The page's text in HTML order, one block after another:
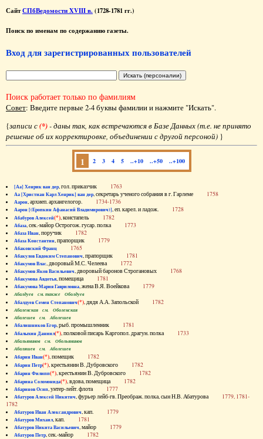
СайтСПбВедомости XVIII в. (1728-1781 гг.)
Поиск по именам по содержанию газеты.
Вход для зарегистрированных пользователей
Поиск работает только по фамилиям
Совет: Введите первые 2-4 буквы фамилии и нажмите "Искать".
{записи с(*)- даны так, как встречаются в Базе Данных (т.е. не принято
решение об их корректировке, объединении с другой персоной) }
1 2 3 4 5 ..+10 ..+50 ..+100
[Аа] Хенрик ван дер, гол. приказчик 1763
Аа [Христиан Карл Хенрик] ван дер, секретарь ученого собрания в г. Гарлеме 1758
Аарон, архиеп. архангелогор. 1734-1736
Аарон [(Еропкин Афанасий Владимирович)], еп. карел. и ладож. 1728
Абабуров Алексей(*), констапель 1782
Абаза, сек.-майор Острогож. гусар. полка 1773
Абаза Иван, поручик 1782
Абаза Константин, прапорщик 1779
Абаковский Франц 1765
Абакулов Евдоким Степанович, прапорщик 1781
Абакумов Влас, дворовый М.С. Челеева 1772
Абакумов Яков Васильевич, дворовый баронов Строгановых 1768
Абакумова Авдотья, помещица 1781
Абакумова Мария Гавриловна, жена В.Я. Воейкова 1779
Абалдуев см. также Оболдуев
Абалдуев Семен Степанович(*), дядя А.А. Запольской 1782
Абаленская см. Оболенская
Абалешев см. Аболешев
Абалишников Егор, рыб. промышленник 1781
Абалыхин Даниил(*), полковой писарь Каргопол. драгун. полка 1733
Абальянинов см. Обольянинов
Абаляшев см. Аболешев
Абарин Иван(*), помещик 1782
Абарин Петр(*), крестьянин В. Дубровского 1782
Абарин Филипп(*), крестьянин В. Дубровского 1782
Абарина Соломонида(*), вдова, помещица 1782
Абаринов Осип, унтер-лейт. флота 1777
Абатуров Алексей Никитич, фурьер лейб-гв. Преображ. полка, сын Н.В. Абатурова 1779, 1781-
1782
Абатуров Иван Александрович, кап. 1779
Абатуров Михаил, кап. 1781
Абатуров Никита Васильевич, майор 1779
Абатуров Петр, сек.-майор 1782